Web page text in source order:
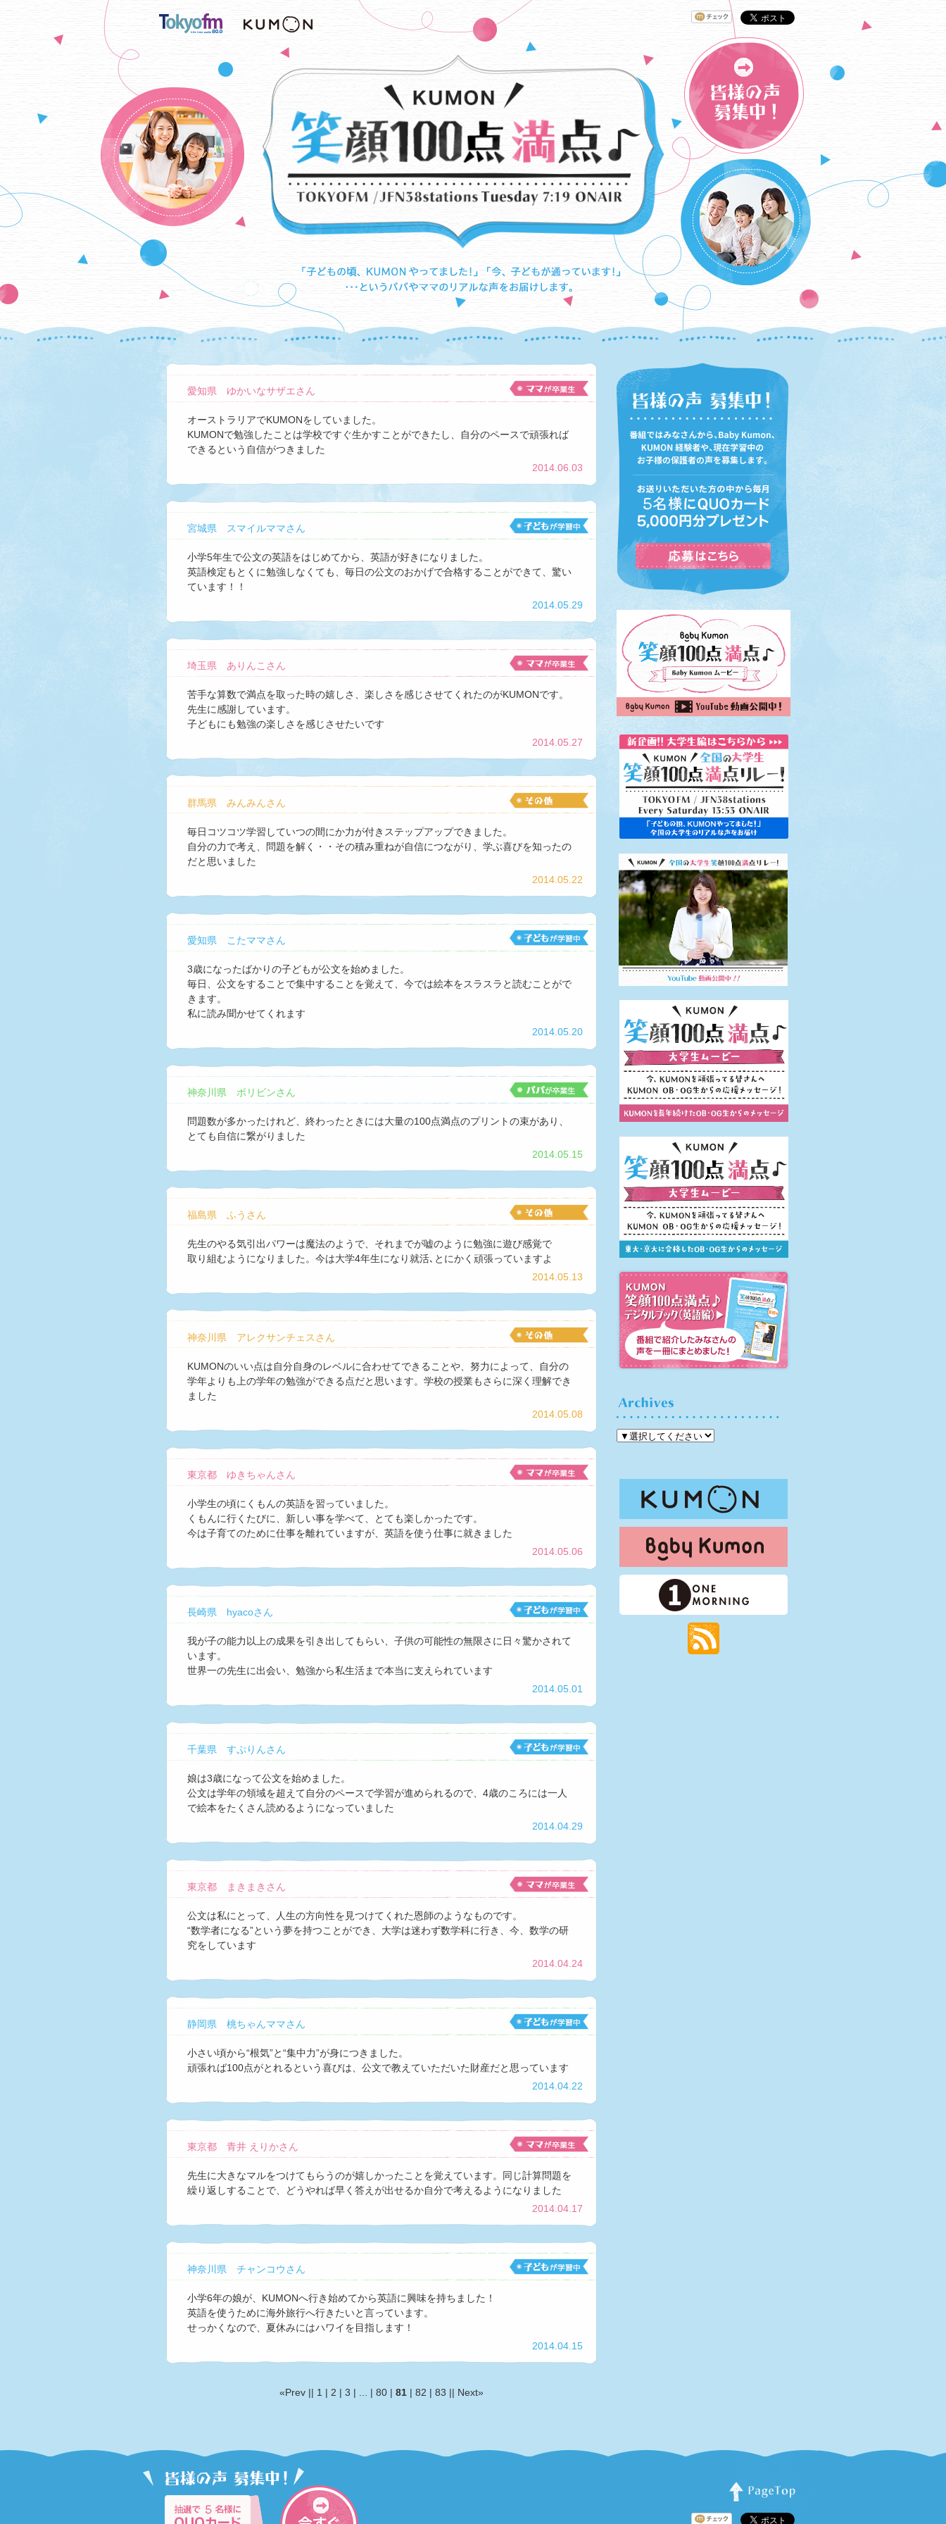
愛知県 ゆかいなサザエさん
オーストラリアでKUMONをしていました。
KUMONで勉強したことは学校ですぐ生かすことができたし、自分のペースで頑張れば
できるという自信がつきました
2014.06.03
宮城県 スマイルママさん
小学5年生で公文の英語をはじめてから、英語が好きになりました。
英語検定もとくに勉強しなくても、毎日の公文のおかげで合格することができて、驚い
ています！！
2014.05.29
埼玉県 ありんこさん
苦手な算数で満点を取った時の嬉しさ、楽しさを感じさせてくれたのがKUMONです。
先生に感謝しています。
子どもにも勉強の楽しさを感じさせたいです
2014.05.27
群馬県 みんみんさん
毎日コツコツ学習していつの間にか力が付きステップアップできました。
自分の力で考え、問題を解く・・その積み重ねが自信につながり、学ぶ喜びを知ったの
だと思いました
2014.05.22
愛知県 こたママさん
3歳になったばかりの子どもが公文を始めました。
毎日、公文をすることで集中することを覚えて、今では絵本をスラスラと読むことがで
きます。
私に読み聞かせてくれます
2014.05.20
神奈川県 ボリビンさん
問題数が多かったけれど、終わったときには大量の100点満点のプリントの束があり、
とても自信に繋がりました
2014.05.15
福島県 ふうさん
先生のやる気引出パワーは魔法のようで、それまでが嘘のように勉強に遊び感覚で
取り組むようになりました。今は大学4年生になり就活､とにかく頑張っていますよ
2014.05.13
神奈川県 アレクサンチェスさん
KUMONのいい点は自分自身のレベルに合わせてできることや、努力によって、自分の
学年よりも上の学年の勉強ができる点だと思います。学校の授業もさらに深く理解でき
ました
2014.05.08
東京都 ゆきちゃんさん
小学生の頃にくもんの英語を習っていました。
くもんに行くたびに、新しい事を学べて、とても楽しかったです。
今は子育てのために仕事を離れていますが、英語を使う仕事に就きました
2014.05.06
長崎県 hyacoさん
我が子の能力以上の成果を引き出してもらい、子供の可能性の無限さに日々驚かされて
います。
世界一の先生に出会い、勉強から私生活まで本当に支えられています
2014.05.01
千葉県 すぷりんさん
娘は3歳になって公文を始めました。
公文は学年の領域を超えて自分のペースで学習が進められるので、4歳のころには一人
で絵本をたくさん読めるようになっていました
2014.04.29
東京都 まきまきさん
公文は私にとって、人生の方向性を見つけてくれた恩師のようなものです。
“数学者になる”という夢を持つことができ、大学は迷わず数学科に行き、今、数学の研
究をしています
2014.04.24
静岡県 桃ちゃんママさん
小さい頃から“根気”と“集中力”が身につきました。
頑張れば100点がとれるという喜びは、公文で教えていただいた財産だと思っています
2014.04.22
東京都 青井 えりかさん
先生に大きなマルをつけてもらうのが嬉しかったことを覚えています。同じ計算問題を
繰り返しすることで、どうやれば早く答えが出せるか自分で考えるようになりました
2014.04.17
神奈川県 チャンコウさん
小学6年の娘が、KUMONへ行き始めてから英語に興味を持ちました！
英語を使うために海外旅行へ行きたいと言っています。
せっかくなので、夏休みにはハワイを目指します！
2014.04.15
«Prev || 1 | 2 | 3 | ... | 80 | 81 | 82 | 83 || Next»